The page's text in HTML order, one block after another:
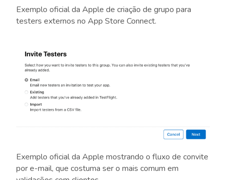
Exemplo oficial da Apple de criação de grupo para
testers externos no App Store Connect.
Exemplo oficial da Apple mostrando o fluxo de convite
por e-mail, que costuma ser o mais comum em